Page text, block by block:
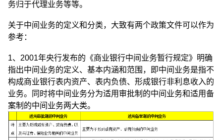
务归于代理业务等等。
关于中间业务的定义和分类，大致有两个政策文件可以作为
参考：
1、2001年央行发布的《商业银行中间业务暂行规定》明确
指出中间业务的定义、基本内涵和范围，即中间业务是指不
构成商业银行表内资产、表内负债、形成银行非利息收入的
业务。同时将中间业务分为适用审批制的中间业务和适用备
案制的中间业务两大类。